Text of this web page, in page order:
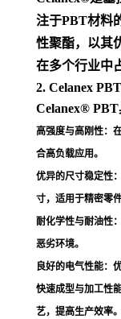
注于PBT材料
性聚酯，以其
在多个行业中
2. Celanex
Celanex® PBT
高强度与高刚性：
合高负载应用。
优异的尺寸稳定性
寸，适用于精密零
耐化学性与耐油性
恶劣环境。
良好的电气性能：
快速成型与加工性
艺，提高生产效率。